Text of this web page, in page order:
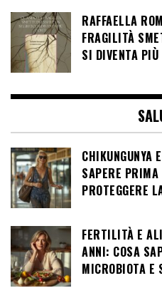
RAFFAELLA
FRAGILITÀ
SI DIVENTA PIÙ
CHIKUNGUNYA
SAPERE
PROTEGGERE
FERTILITÀ E
ANNI: COSA
MICROBIOTA E